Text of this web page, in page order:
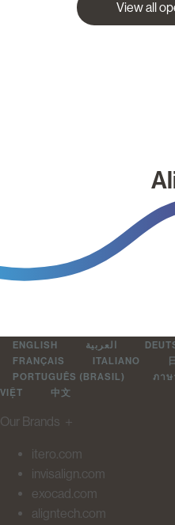
View all
ENGLISH العربية
FRANÇAIS
ITALIANO
PORTUGUÊS (BRASIL)
ภาษ
VIỆT
中文
Our Brands ＋
itero.com
invisalign.com
exocad.com
aligntech.com